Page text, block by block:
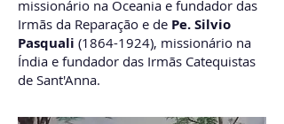
missionário na Oceania e fundador das
Irmãs da Reparação e de Pe. Silvio
Pasquali (1864-1924), missionário na
Índia e fundador das Irmãs Catequistas
de Sant'Anna.